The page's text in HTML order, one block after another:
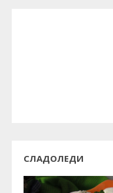
СЛАДОЛЕДИ